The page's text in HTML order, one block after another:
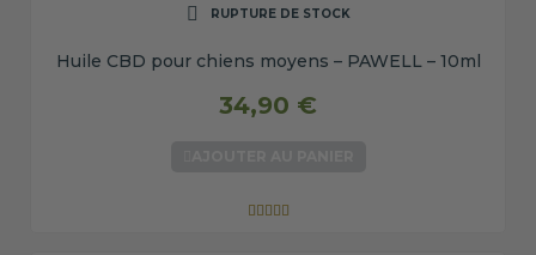
RUPTURE DE STOCK
Huile CBD pour chiens moyens – PAWELL – 10ml
34,90 €
    